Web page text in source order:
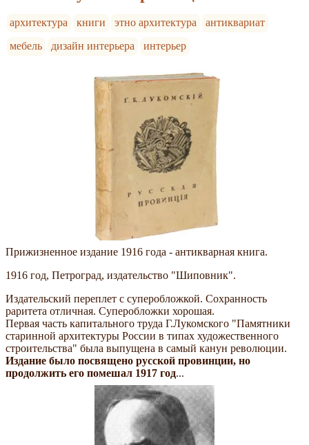
архитектура книги этно архитектура
антиквариат
мебель
дизайн интерьера интерьер
Прижизненное издание 1916 года - антикварная книга.
1916 год, Петроград, издательство "Шиповник".
Издательский переплет с суперобложкой. Сохранность
раритета отличная. Суперобложки хорошая.
Первая часть капитального труда Г.Лукомского "Памятники
старинной архитектуры России в типах художественного
строительства" была выпущена в самый канун революции.
Издание было посвящено русской провинции, но
продолжить его помешал 1917 год...